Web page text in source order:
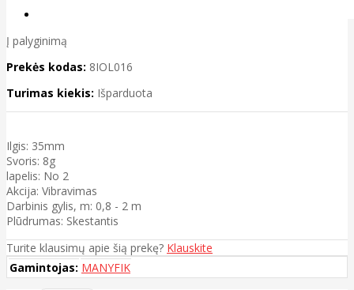
Į palyginimą
Prekės kodas: 8IOL016
Turimas kiekis: Išparduota
Ilgis: 35mm
Svoris: 8g
lapelis: No 2
Akcija: Vibravimas
Darbinis gylis, m: 0,8 - 2 m
Plūdrumas: Skestantis
Turite klausimų apie šią prekę? Klauskite
Gamintojas: MANYFIK